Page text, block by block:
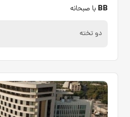
BB با صبحانه
دو تخته